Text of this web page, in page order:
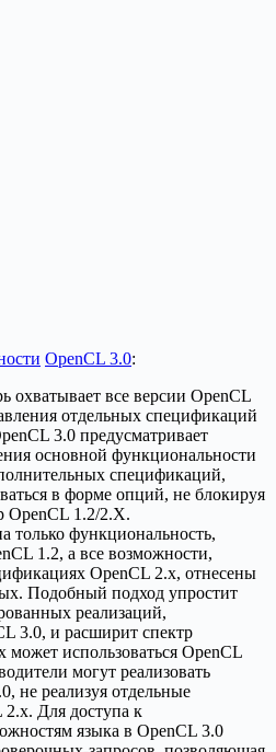
OpenCL 3.0:
охватывает все версии OpenCL
отдельных спецификаций
3.0 предусматривает
основной функциональности
спецификаций,
в форме опций, не блокируя
OpenCL 1.2/2.X.
только функциональность,
1.2, а все возможности,
OpenCL 2.x, отнесены
Подобный подход упростит
реализаций,
3.0, и расширит спектр
может использоваться OpenCL
могут реализовать
не реализуя отдельные
Для доступа к
языка в OpenCL 3.0